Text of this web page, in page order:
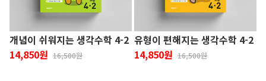
개념이 쉬워지는 생각수학 4-2
14,850원 16,500원
유형이 편해지는 생각수학 4-2
14,850원 16,500원